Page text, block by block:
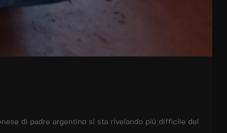
di padre argentino si sta rivelando più difficile del